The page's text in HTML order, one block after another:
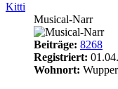
Kitti
Musical-Narr
Beiträge: 8268
Registriert:
Wohnort: